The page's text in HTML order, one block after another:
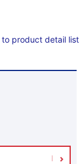
to product detail list